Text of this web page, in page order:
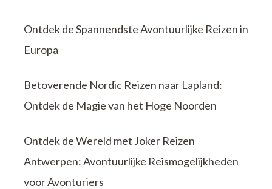
Ontdek de Spannendste Avontuurlijke Reizen in
Europa
Betoverende Nordic Reizen naar Lapland:
Ontdek de Magie van het Hoge Noorden
Ontdek de Wereld met Joker Reizen
Antwerpen: Avontuurlijke Reismogelijkheden
voor Avonturiers